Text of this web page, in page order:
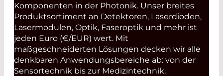
Komponenten in der Photonik. Unser breites
Produktsortiment an Detektoren, Laserdioden,
Lasermodulen, Optik, Faseroptik und mehr ist
jeden Euro (€/EUR) wert. Mit
maßgeschneiderten Lösungen decken wir alle
denkbaren Anwendungsbereiche ab: von der
Sensortechnik bis zur Medizintechnik.